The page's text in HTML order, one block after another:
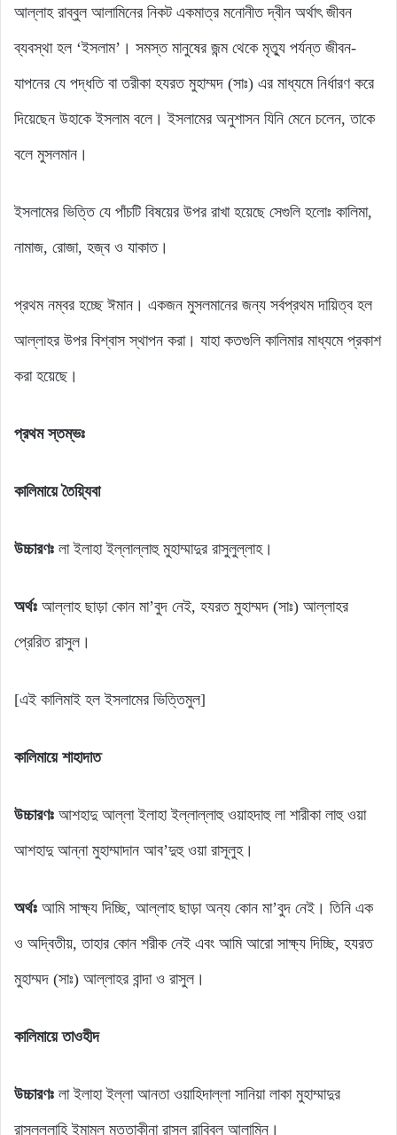
আল্লাহ রাব্বুল আলামিনের নিকট একমাত্র মনোনীত দ্বীন অর্থাৎ জীবন
ব্যবস্থা হল ‘ইসলাম’। সমস্ত মানুষের জন্ম থেকে মৃত্যু পর্যন্ত জীবন-
যাপনের যে পদ্ধতি বা তরীকা হযরত মুহাম্মদ (সাঃ) এর মাধ্যমে নির্ধারণ করে
দিয়েছেন উহাকে ইসলাম বলে। ইসলামের অনুশাসন যিনি মেনে চলেন, তাকে
বলে মুসলমান।
ইসলামের ভিত্তি যে পাঁচটি বিষয়ের উপর রাখা হয়েছে সেগুলি হলোঃ কালিমা,
নামাজ, রোজা, হজ্ব ও যাকাত।
প্রথম নম্বর হচ্ছে ঈমান। একজন মুসলমানের জন্য সর্বপ্রথম দায়িত্ব হল
আল্লাহর উপর বিশ্বাস স্থাপন করা। যাহা কতগুলি কালিমার মাধ্যমে প্রকাশ
করা হয়েছে।
প্রথম স্তম্ভঃ
কালিমায়ে তৈয়্যিবা
উচ্চারণঃ লা ইলাহা ইল্লাল্লাহু মুহাম্মাদুর রাসুলুল্লাহ।
অর্থঃ আল্লাহ ছাড়া কোন মা’বুদ নেই, হযরত মুহাম্মদ (সাঃ) আল্লাহর
প্রেরিত রাসুল।
[এই কালিমাই হল ইসলামের ভিত্তিমুল]
কালিমায়ে শাহাদাত
উচ্চারণঃ আশহাদু আল্লা ইলাহা ইল্লাল্লাহু ওয়াহদাহু লা শারীকা লাহু ওয়া
আশহাদু আন্না মুহাম্মাদান আব’দুহু ওয়া রাসূলুহ।
অর্থঃ আমি সাক্ষ্য দিচ্ছি, আল্লাহ ছাড়া অন্য কোন মা’বুদ নেই। তিনি এক
ও অদ্বিতীয়, তাহার কোন শরীক নেই এবং আমি আরো সাক্ষ্য দিচ্ছি, হযরত
মুহাম্মদ (সাঃ) আল্লাহর বান্দা ও রাসুল।
কালিমায়ে তাওহীদ
উচ্চারণঃ লা ইলাহা ইল্লা আনতা ওয়াহিদাল্লা সানিয়া লাকা মুহাম্মাদুর
রাসুলুল্লাহি ইমামুল মুত্তাকীনা রাসুলু রাব্বিল আলামিন।